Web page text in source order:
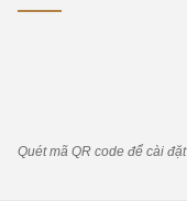
Quét mã QR code để cài đặt